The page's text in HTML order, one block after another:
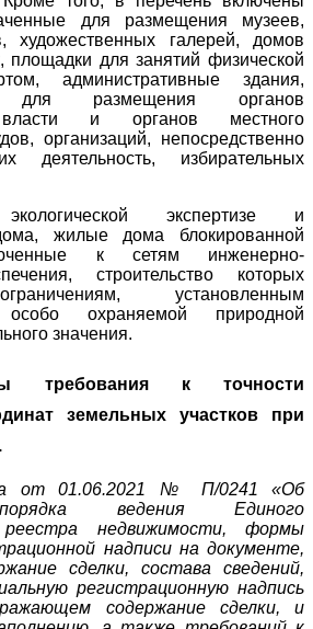
для размещения музеев,
художественных галерей, домов
площадки для занятий физической
административные здания,
для размещения органов
власти и органов местного
организаций, непосредственно
деятельность, избирательных
экспертизе и
жилые дома блокированной
к сетям инженерно-
строительство которых
установленным
охраняемой природной
значения.
требования к точности
земельных участков при
от 01.06.2021 № П/0241 «Об
ведения Единого
реестра недвижимости, формы
надписи на документе,
сделки, состава сведений,
регистрационную надпись
содержание сделки, и